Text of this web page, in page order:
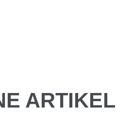
ARTIKEL